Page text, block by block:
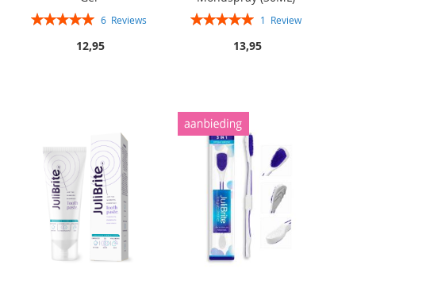
Rating:
6 Reviews
12,95
Rating:
1 Review
13,95